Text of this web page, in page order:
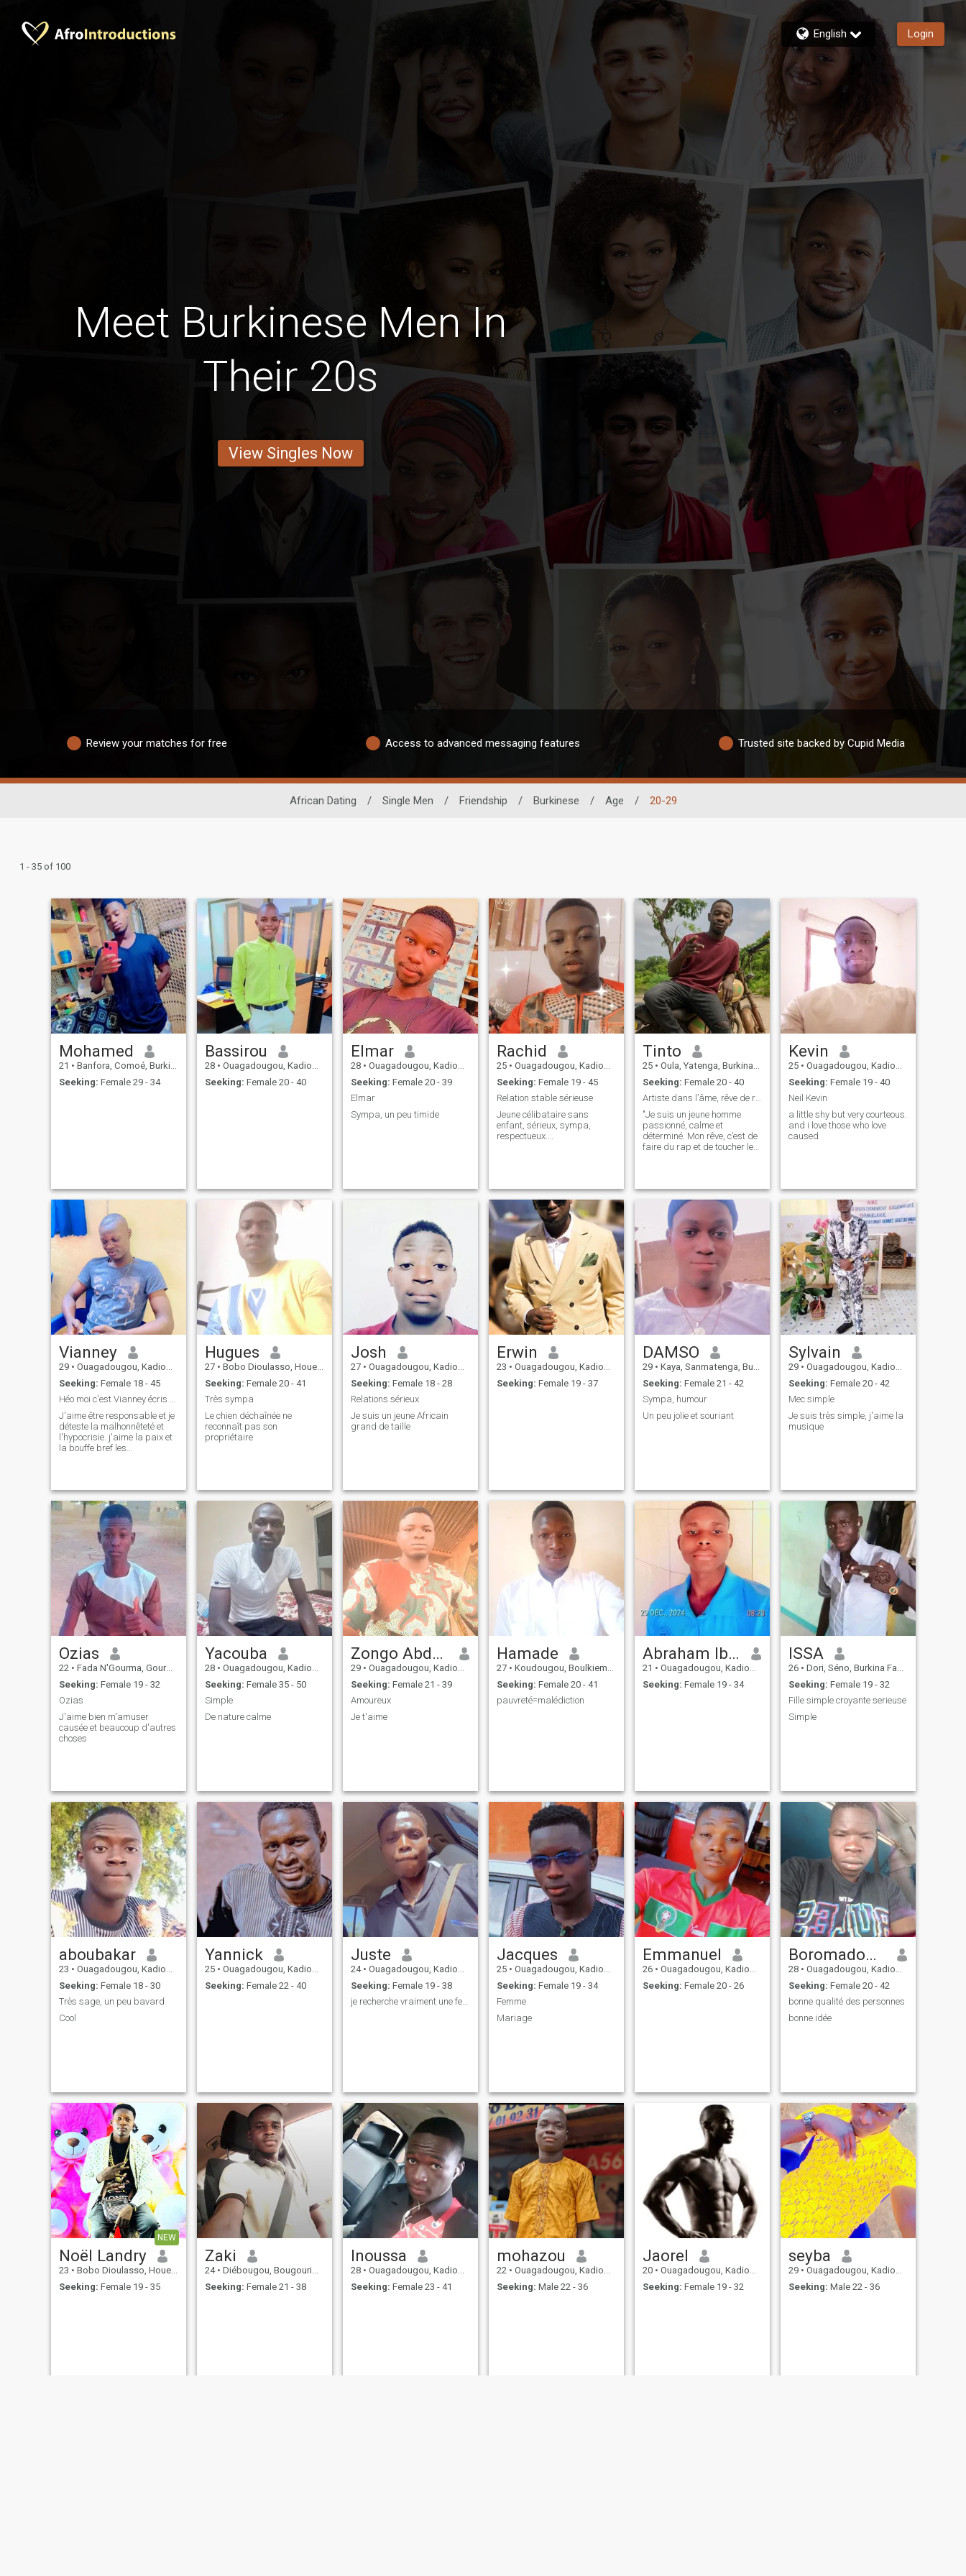
English Login
Meet Burkinese Men In
Their 20s
View Singles Now
Review your matches for free Access to advanced messaging features Trusted site backed by Cupid Media
African Dating / Single Men / Friendship / Burkinese / Age / 20-29
1 - 35 of 100
Mohamed
21 • Banfora, Comoé, Burkina Faso
Seeking: Female 29 - 34
Bassirou
28 • Ouagadougou, Kadiogo, Burkina Faso
Seeking: Female 20 - 40
Elmar
28 • Ouagadougou, Kadiogo, Burkina Faso
Seeking: Female 20 - 39
Elmar
Sympa, un peu timide
Rachid
25 • Ouagadougou, Kadiogo, Burkina Faso
Seeking: Female 19 - 45
Relation stable sérieuse
Jeune célibataire sans
enfant, sérieux, sympa,
respectueux….
Tinto
25 • Oula, Yatenga, Burkina Faso
Seeking: Female 20 - 40
Artiste dans l’âme, rêve de réussir dans le rap et
"Je suis un jeune homme
passionné, calme et
déterminé. Mon rêve, c’est de
faire du rap et de toucher les
autres. Je crois en l’avenir,
même si le chemin est dur."
Kevin
25 • Ouagadougou, Kadiogo, Burkina Faso
Seeking: Female 19 - 40
Neil Kevin
a little shy but very courteous.
and i love those who love
caused
Vianney
29 • Ouagadougou, Kadiogo, Burkina Faso
Seeking: Female 18 - 45
Héo moi c'est Vianney écris moi on va se connaître
J'aime être responsable et je
déteste la malhonnêteté et
l'hypocrisie. j'aime la paix et
la bouffe bref les
Hugues
27 • Bobo Dioulasso, Houet, Burkina Faso
Seeking: Female 20 - 41
Très sympa
Le chien déchaînée ne
reconnaît pas son
propriétaire
Josh
27 • Ouagadougou, Kadiogo, Burkina Faso
Seeking: Female 18 - 28
Relations sérieux
Je suis un jeune Africain
grand de taille
Erwin
23 • Ouagadougou, Kadiogo, Burkina Faso
Seeking: Female 19 - 37
DAMSO
29 • Kaya, Sanmatenga, Burkina Faso
Seeking: Female 21 - 42
Sympa, humour
Un peu jolie et souriant
Sylvain
29 • Ouagadougou, Kadiogo, Burkina Faso
Seeking: Female 20 - 42
Mec simple
Je suis très simple, j'aime la
musique
Ozias
22 • Fada N'Gourma, Gourma, Burkina Faso
Seeking: Female 19 - 32
Ozias
J'aime bien m'amuser
causée et beaucoup d'autres
choses
Yacouba
28 • Ouagadougou, Kadiogo, Burkina Faso
Seeking: Female 35 - 50
Simple
De nature calme
Zongo Abdoul Rasmane
29 • Ouagadougou, Kadiogo, Burkina Faso
Seeking: Female 21 - 39
Amoureux
Je t'aime
Hamade
27 • Koudougou, Boulkiemdé, Burkina Faso
Seeking: Female 20 - 41
pauvreté=malédiction
Abraham Ibrahim
21 • Ouagadougou, Kadiogo, Burkina Faso
Seeking: Female 19 - 34
ISSA
26 • Dori, Séno, Burkina Faso
Seeking: Female 19 - 32
Fille simple croyante serieuse
Simple
aboubakar
23 • Ouagadougou, Kadiogo, Burkina Faso
Seeking: Female 18 - 30
Très sage, un peu bavard
Cool
Yannick
25 • Ouagadougou, Kadiogo, Burkina Faso
Seeking: Female 22 - 40
Juste
24 • Ouagadougou, Kadiogo, Burkina Faso
Seeking: Female 19 - 38
je recherche vraiment une femme très âgée que moi
Jacques
25 • Ouagadougou, Kadiogo, Burkina Faso
Seeking: Female 19 - 34
Femme
Mariage
Emmanuel
26 • Ouagadougou, Kadiogo, Burkina Faso
Seeking: Female 20 - 26
Boromadominique
28 • Ouagadougou, Kadiogo, Burkina Faso
Seeking: Female 20 - 42
bonne qualité des personnes
bonne idée
NEW
Noël Landry
23 • Bobo Dioulasso, Houet, Burkina Faso
Seeking: Female 19 - 35
Zaki
24 • Diébougou, Bougouriba, Burkina Faso
Seeking: Female 21 - 38
Inoussa
28 • Ouagadougou, Kadiogo, Burkina Faso
Seeking: Female 23 - 41
mohazou
22 • Ouagadougou, Kadiogo, Burkina Faso
Seeking: Male 22 - 36
Jaorel
20 • Ouagadougou, Kadiogo, Burkina Faso
Seeking: Female 19 - 32
seyba
29 • Ouagadougou, Kadiogo, Burkina Faso
Seeking: Male 22 - 36